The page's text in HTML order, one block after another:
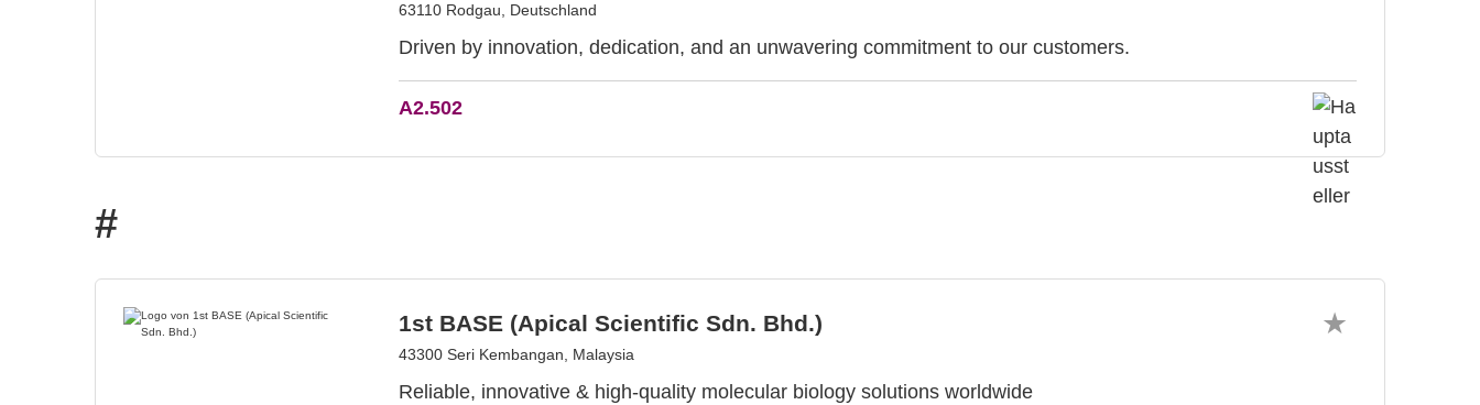
63110 Rodgau, Deutschland
Driven by innovation, dedication, and an unwavering commitment to our customers.
A2.502
#
1st BASE (Apical Scientific Sdn. Bhd.)
43300 Seri Kembangan, Malaysia
Reliable, innovative & high-quality molecular biology solutions worldwide